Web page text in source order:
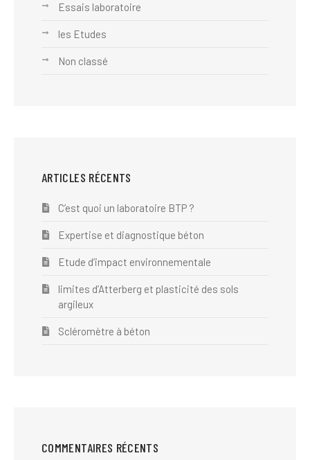
Essais laboratoire
les Etudes
Non classé
ARTICLES RÉCENTS
C’est quoi un laboratoire BTP ?
Expertise et diagnostique béton
Etude d’impact environnementale
limites d’Atterberg et plasticité des sols
argileux
Scléromètre à béton
COMMENTAIRES RÉCENTS